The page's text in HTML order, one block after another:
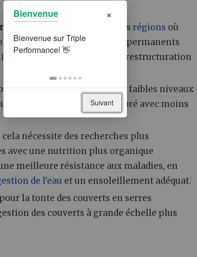
organique est rare :
Dans lesrégions où
ou inexistant, les couverts permanents
du sol
. Ils contribuent à la restructuration
présentent de très faibles niveaux
cycle de l'azote plus équilibré avec moins
cela nécessite des recherches plus
avec une nutrition plus organique
meilleure résistance aux maladies, en
de l'eau et un ensoleillement adéquat.
la tonte des couverts en serres
des couverts à grande échelle plus
Bienvenue ×
Suivant